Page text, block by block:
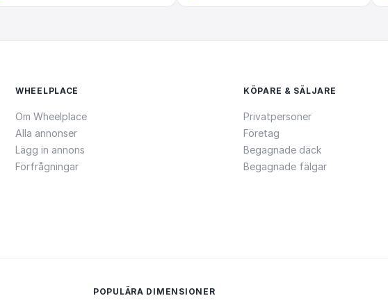
WHEELPLACE
Om Wheelplace
Alla annonser
Lägg in annons
Förfrågningar
KÖPARE & SÄLJARE
Privatpersoner
Företag
Begagnade däck
Begagnade fälgar
POPULÄRA DIMENSIONER